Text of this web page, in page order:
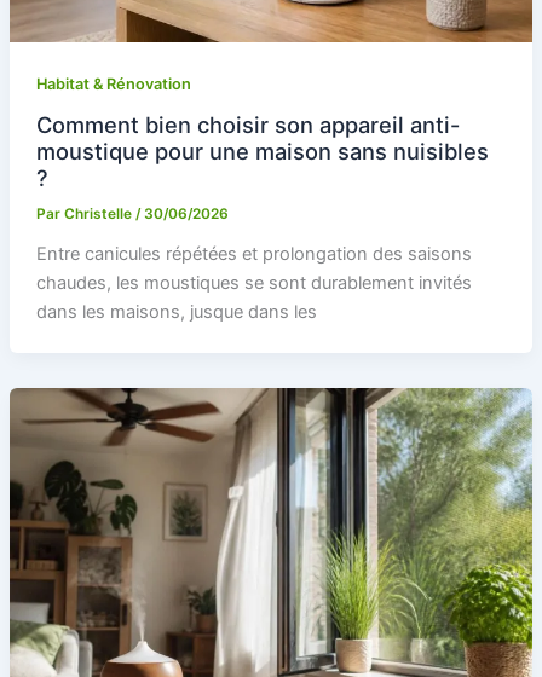
Habitat & Rénovation
Comment bien choisir son appareil anti-
moustique pour une maison sans nuisibles
?
Par Christelle / 30/06/2026
Entre canicules répétées et prolongation des saisons
chaudes, les moustiques se sont durablement invités
dans les maisons, jusque dans les